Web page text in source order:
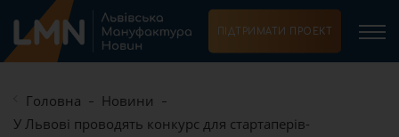
ПІДТРИМАТИ ПРОЕКТ
Головна
Новини
У Львові проводять конкурс для стартаперів-